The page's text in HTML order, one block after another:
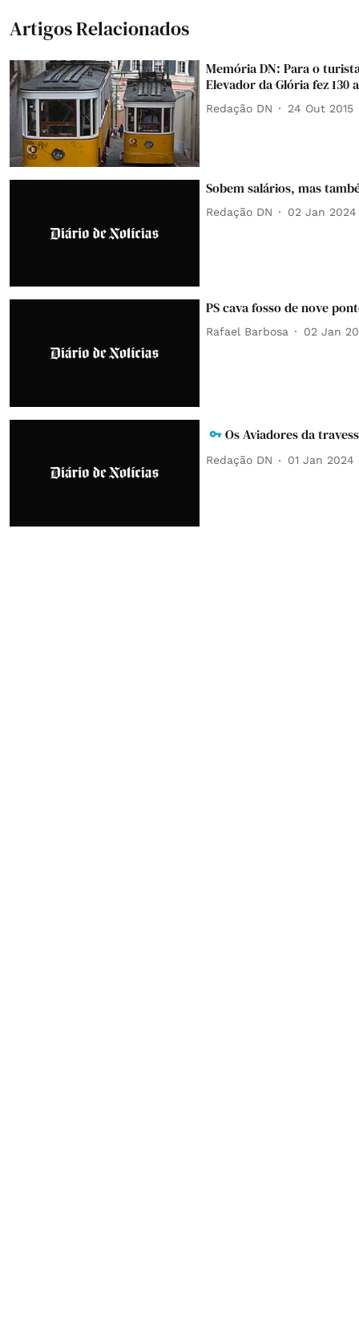
Artigos Relacionados
Memória DN: Para o
Elevador da Glória fez 130
Redação DN 24 Out 2015
Sobem salários, mas
Redação DN 02 Jan 2024
PS cava fosso de nove
Rafael Barbosa 02 Jan
Os Aviadores da
Redação DN 01 Jan 2024